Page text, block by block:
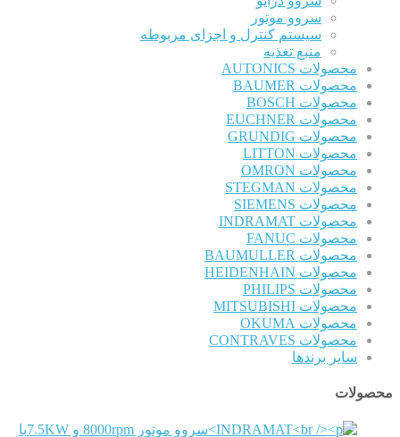
سروو موتور
سیستم کنترل و اجزای مربوطه
منبع تغذیه
محصولات AUTONICS
محصولات BAUMER
محصولات BOSCH
محصولات EUCHNER
محصولات GRUNDIG
محصولات LITTON
محصولات OMRON
محصولات STEGMAN
محصولات SIEMENS
محصولات INDRAMAT
محصولات FANUC
محصولات BAUMULLER
محصولات HEIDENHAIN
محصولات PHILIPS
محصولات MITSUBISHI
محصولات OKUMA
محصولات CONTRAVES
سایر برندها
محصولات